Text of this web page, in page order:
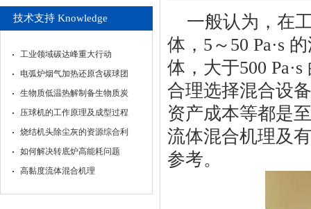
技术支持 Knowledge
工业领域碳达峰重大行动
电弧炉烟气加热还原含碳球团
生物质低温热解制备生物质炭
压球机的工作原理及成型过程
烧结机头除尘灰的资源综合利
如何解决转底炉高能耗问题
高黏度流体混合机理
一般认为，在
体， 5 ～ 50 Pa·s
体，大于500 Pa·s
合理选择混合设
资产成本等都是
流体混合机理及
参考。